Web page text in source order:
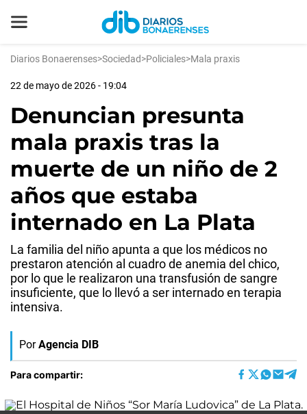
Diarios Bonaerenses>Sociedad>Policiales>Mala praxis
22 de mayo de 2026 - 19:04
Denuncian presunta
mala praxis tras la
muerte de un niño de 2
años que estaba
internado en La Plata
La familia del niño apunta a que los médicos no
prestaron atención al cuadro de anemia del chico,
por lo que le realizaron una transfusión de sangre
insuficiente, que lo llevó a ser internado en terapia
intensiva.
Por Agencia DIB
Para compartir: